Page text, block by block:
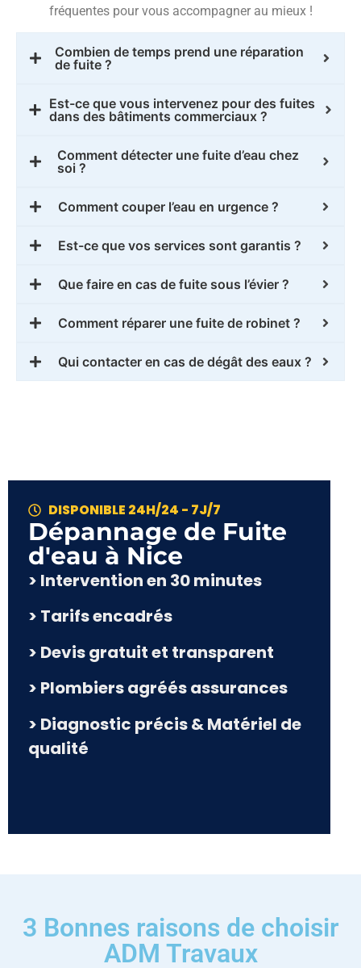
fréquentes pour vous accompagner au mieux !
Combien de temps prend une réparation
de fuite ?
Est-ce que vous intervenez pour des fuites
dans des bâtiments commerciaux ?
Comment détecter une fuite d’eau chez
soi ?
Comment couper l’eau en urgence ?
Est-ce que vos services sont garantis ?
Que faire en cas de fuite sous l’évier ?
Comment réparer une fuite de robinet ?
Qui contacter en cas de dégât des eaux ?
DISPONIBLE 24H/24 - 7J/7
Dépannage de Fuite
d'eau à Nice
> Intervention en 30 minutes
> Tarifs encadrés
> Devis gratuit et transparent
> Plombiers agréés assurances
> Diagnostic précis & Matériel de
qualité
3 Bonnes raisons de choisir
ADM Travaux